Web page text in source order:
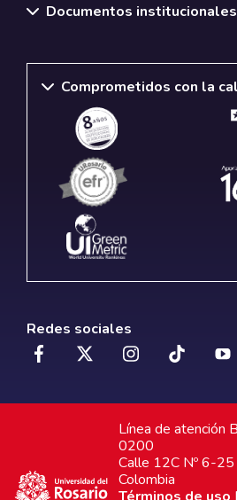
Documentos
Comprometidos con la
Redes sociales
Línea de atención
0200
Calle 12C Nº 6-
Colombia